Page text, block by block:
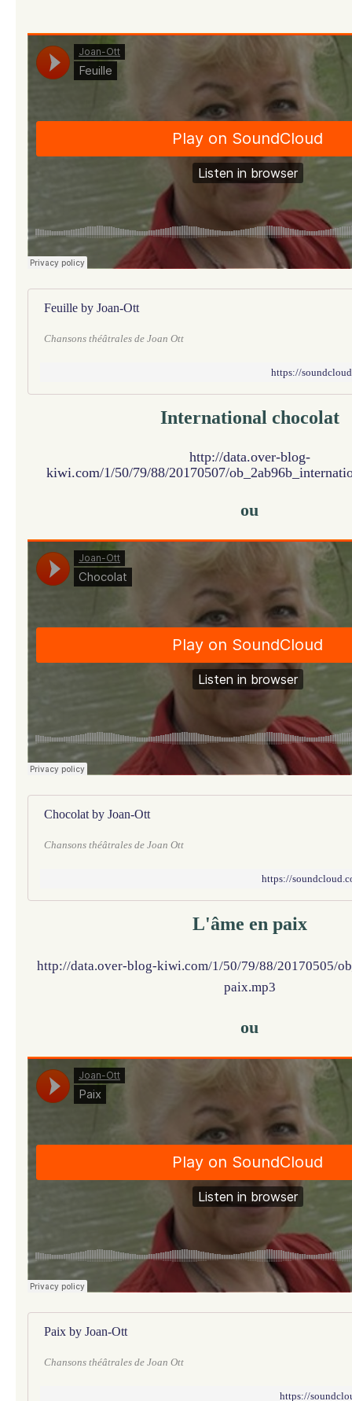
Feuille by Joan-Ott
Chansons théâtrales de Joan Ott
https://
International chocolat
http://data.over-blog-
kiwi.com/1/50/79/88/20170507/
ou
Chocolat by Joan-Ott
Chansons théâtrales de Joan Ott
https://
L'âme en paix
http://data.over-blog-kiwi.com/1/50/79/88/20170505/
paix.mp3
ou
Paix by Joan-Ott
Chansons théâtrales de Joan Ott
https://